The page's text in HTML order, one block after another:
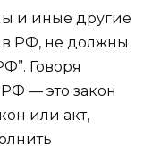
и иные другие
РФ, не должны
Говоря
— это закон
или акт,